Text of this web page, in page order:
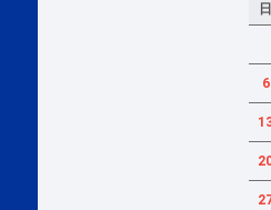
日
6